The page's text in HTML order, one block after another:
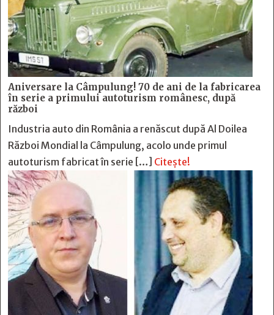
Aniversare la Câmpulung! 70 de ani de la fabricarea
în serie a primului autoturism românesc, după
război
Industria auto din România a renăscut după Al Doilea
Război Mondial la Câmpulung, acolo unde primul
autoturism fabricat în serie […] Citește!